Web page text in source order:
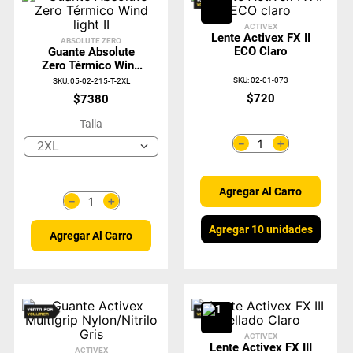
ABSOLUTE ZERO
Guante Absolute
Zero Térmico Wind
Light II
SKU:05-02-215-T-2XL
$7380
Talla
2XL
＋
－
Agregar Al Carro
ACTIVEX
Lente Activex FX II
ECO Claro
SKU:02-01-073
$720
＋
－
Agregar Al Carro
Agregar 10 unidades
ACTIVEX
ACTIVEX
Lente Activex FX III